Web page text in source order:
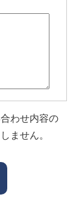
わせ内容の
ません。